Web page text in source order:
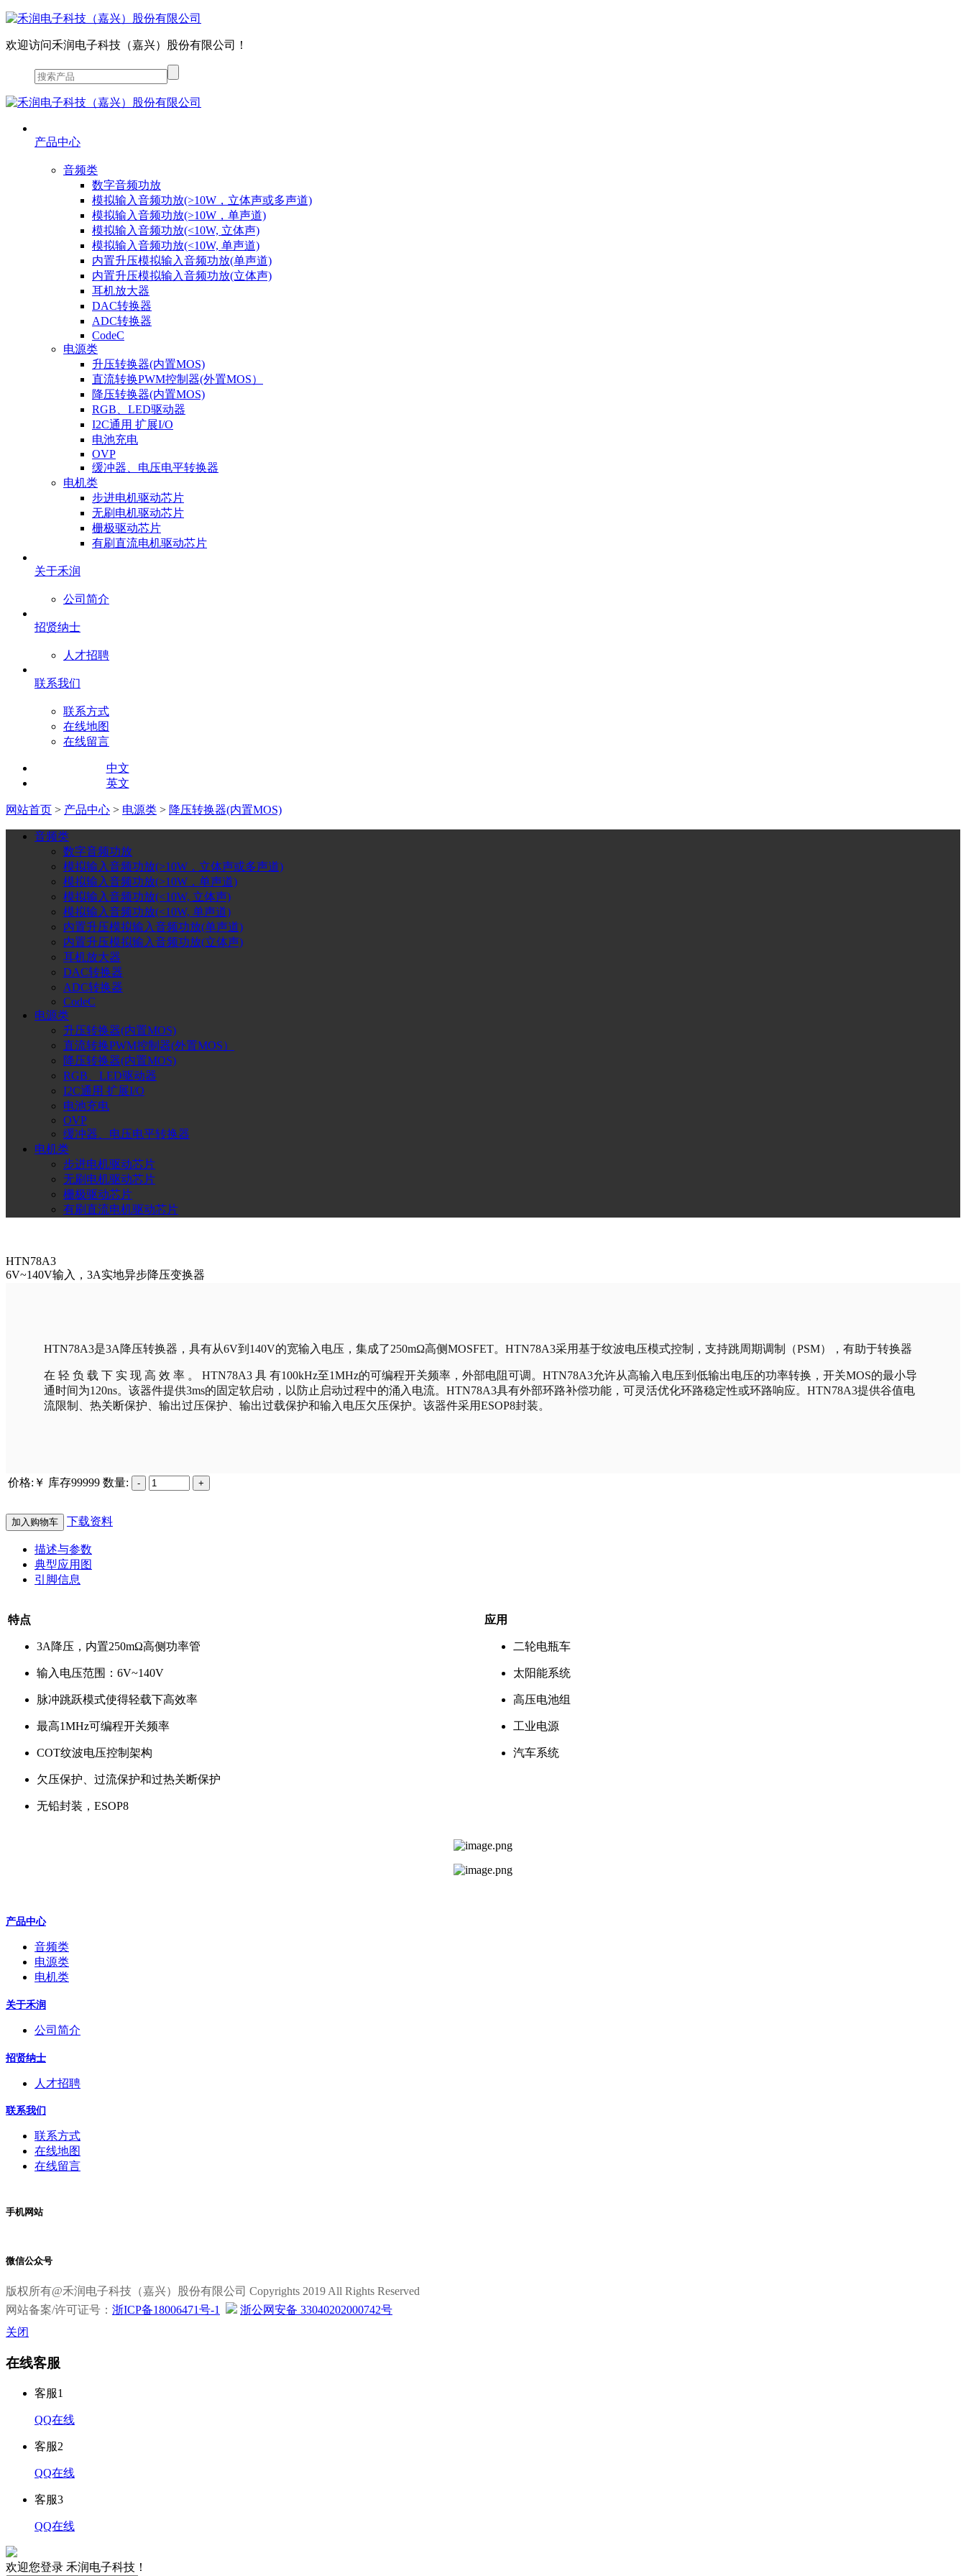
欢迎访问禾润电子科技（嘉兴）股份有限公司！
产品中心
音频类
数字音频功放
模拟输入音频功放(>10W，立体声或多声道)
模拟输入音频功放(>10W，单声道)
模拟输入音频功放(<10W, 立体声)
模拟输入音频功放(<10W, 单声道)
内置升压模拟输入音频功放(单声道)
内置升压模拟输入音频功放(立体声)
耳机放大器
DAC转换器
ADC转换器
CodeC
电源类
升压转换器(内置MOS)
直流转换PWM控制器(外置MOS）
降压转换器(内置MOS)
RGB、LED驱动器
I2C通用 扩展I/O
电池充电
OVP
缓冲器、电压电平转换器
电机类
步进电机驱动芯片
无刷电机驱动芯片
栅极驱动芯片
有刷直流电机驱动芯片
关于禾润
公司简介
招贤纳士
人才招聘
联系我们
联系方式
在线地图
在线留言
中文
英文
网站首页 > 产品中心 > 电源类 > 降压转换器(内置MOS)
音频类
数字音频功放
模拟输入音频功放(>10W，立体声或多声道)
模拟输入音频功放(>10W，单声道)
模拟输入音频功放(<10W, 立体声)
模拟输入音频功放(<10W, 单声道)
内置升压模拟输入音频功放(单声道)
内置升压模拟输入音频功放(立体声)
耳机放大器
DAC转换器
ADC转换器
CodeC
电源类
升压转换器(内置MOS)
直流转换PWM控制器(外置MOS）
降压转换器(内置MOS)
RGB、LED驱动器
I2C通用 扩展I/O
电池充电
OVP
缓冲器、电压电平转换器
电机类
步进电机驱动芯片
无刷电机驱动芯片
栅极驱动芯片
有刷直流电机驱动芯片
HTN78A3
6V~140V输入，3A实地异步降压变换器
HTN78A3是3A降压转换器，具有从6V到140V的宽输入电压，集成了250mΩ高侧MOSFET。HTN78A3采用基于纹波电压模式控制，支持跳周期调制（PSM），有助于转换器
在 轻 负 载 下 实 现 高 效 率 。 HTN78A3 具 有100kHz至1MHz的可编程开关频率，外部电阻可调。HTN78A3允许从高输入电压到低输出电压的功率转换，开关MOS的最小导
通时间为120ns。该器件提供3ms的固定软启动，以防止启动过程中的涌入电流。HTN78A3具有外部环路补偿功能，可灵活优化环路稳定性或环路响应。HTN78A3提供谷值电
流限制、热关断保护、输出过压保护、输出过载保护和输入电压欠压保护。该器件采用ESOP8封装。
价格:￥ 库存99999 数量:
加入购物车 下载资料
描述与参数
典型应用图
引脚信息
特点
3A降压，内置250mΩ高侧功率管
输入电压范围：6V~140V
脉冲跳跃模式使得轻载下高效率
最高1MHz可编程开关频率
COT纹波电压控制架构
欠压保护、过流保护和过热关断保护
无铅封装，ESOP8
应用
二轮电瓶车
太阳能系统
高压电池组
工业电源
汽车系统
产品中心
音频类
电源类
电机类
关于禾润
公司简介
招贤纳士
人才招聘
联系我们
联系方式
在线地图
在线留言
手机网站
微信公众号
版权所有@禾润电子科技（嘉兴）股份有限公司 Copyrights 2019 All Rights Reserved
网站备案/许可证号： 浙ICP备18006471号-1
浙公网安备 33040202000742号
关闭
在线客服
客服1
QQ在线
客服2
QQ在线
客服3
QQ在线
欢迎您登录 禾润电子科技！